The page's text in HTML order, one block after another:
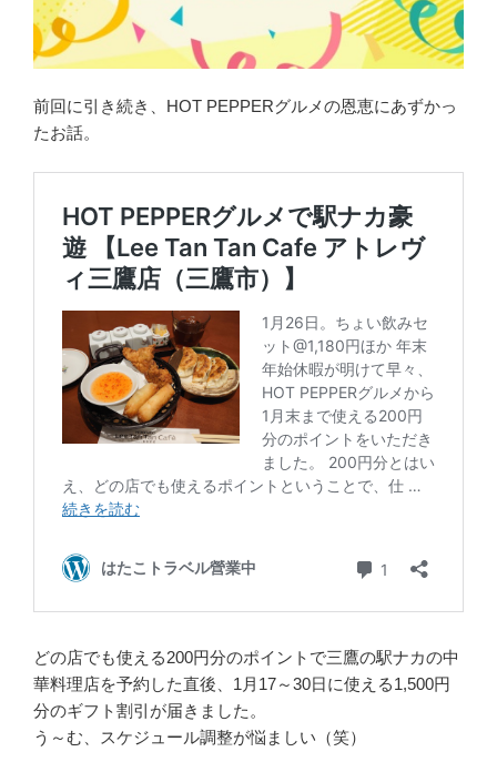
前回に引き続き、HOT PEPPERグルメの恩恵にあずかっ
たお話。
どの店でも使える200円分のポイントで三鷹の駅ナカの中
華料理店を予約した直後、1月17～30日に使える1,500円
分のギフト割引が届きました。
う～む、スケジュール調整が悩ましい（笑）